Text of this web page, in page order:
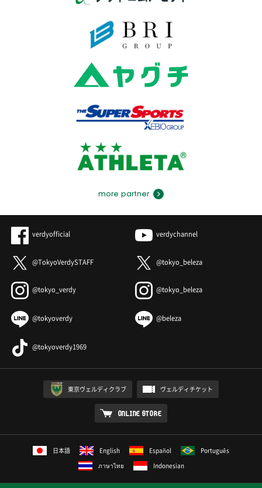
more partner
verdyofficial verdychannel
@TokyoVerdySTAFF @tokyo_beleza
@tokyo_verdy @tokyo_beleza
@tokyoverdy @beleza
@tokyoverdy1969
東京ヴェルディクラブ ヴェルディチケット
ONLINE STORE
日本語 English Español
Português
ภาษาไทย
Indonesian